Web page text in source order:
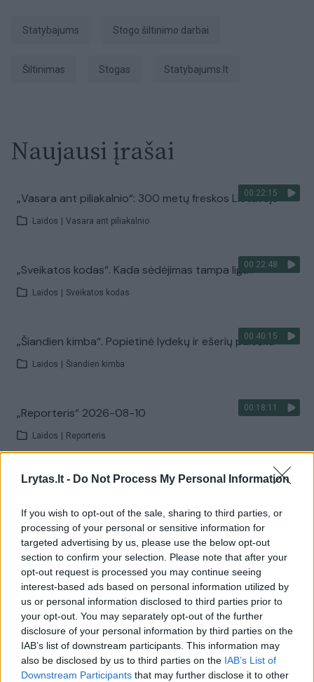
Lrytas.lt - Do Not Process My Personal Information
If you wish to opt-out of the sale, sharing to third parties, or
processing of your personal or sensitive information for
targeted advertising by us, please use the below opt-out
section to confirm your selection. Please note that after your
opt-out request is processed you may continue seeing
interest-based ads based on personal information utilized by
us or personal information disclosed to third parties prior to
your opt-out. You may separately opt-out of the further
disclosure of your personal information by third parties on the
IAB’s list of downstream participants. This information may
also be disclosed by us to third parties on the IAB’s List of
Downstream Participants that may further disclose it to other
Statybajums stogo šiltinimo darbai
šiltinimas stogas Statybajums.lt
Naujausi įrašai
00:22:15
„Vasara ant piliakalnio“: 300 metų freskos Lietuvoje
Laidos Vasara ant piliakalnio
00:22:48
„Sveikatos kodas“. Kada sėdėjimas tampa liga?
Laidos Sveikatos kodas
00:40:15
„Šiandien kimba“. Popietinė lydekų ir ešerių paieška
Laidos Šiandien kimba
00:18:11
„Reporteris“ 2026-08-10
Laidos Reporteris
Visi įrašai
Žiūrimiausi įrašai
Vaizdai iš tragiškos avarijos Vilniaus r.: dviejų moterų ir
vaiko gyvybių išgelbėti nepavyko
Lietuvos diena